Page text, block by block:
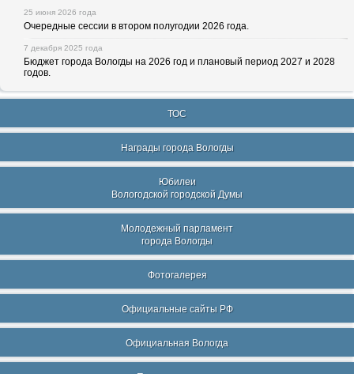
25 июня 2026 года
Очередные сессии в втором полугодии 2026 года.
7 декабря 2025 года
Бюджет города Вологды на 2026 год и плановый период 2027 и 2028
годов.
ТОС
Награды города Вологды
Юбилеи
Вологодской городской Думы
Молодежный парламент
города Вологды
Фотогалерея
Официальные сайты РФ
Официальная Вологда